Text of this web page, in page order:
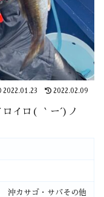
2022.01.23 2022.02.09
イロ( ｀ー´)ノ
カサゴ・サバその他